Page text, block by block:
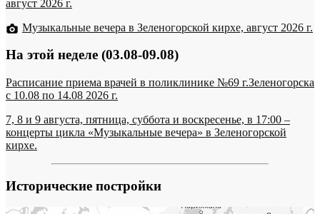
август 2026 г.
Музыкальные вечера в Зеленогорской кирхе, август 2026 г.
На этой неделе (03.08-09.08)
Расписание приема врачей в поликлинике №69 г.Зеленогорска
c 10.08 по 14.08 2026 г.
7, 8 и 9 августа, пятница, суббота и воскресенье, в 17:00 –
концерты цикла «Музыкальные вечера» в Зеленогорской
кирхе.
Исторические постройки